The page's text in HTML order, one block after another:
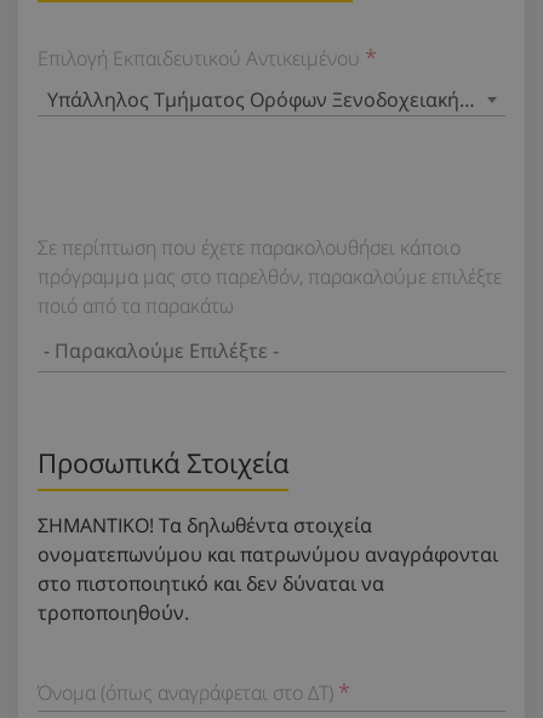
Επιλογή Εκπαιδευτικού Αντικειμένου
Υπάλληλος Τμήματος Ορόφων Ξενοδοχειακής
Σε περίπτωση που έχετε παρακολουθήσει κάποιο
πρόγραμμα μας στο παρελθόν, παρακαλούμε επιλέξτε
ποιό από τα παρακάτω
Προσωπικά Στοιχεία
ΣΗΜΑΝΤΙΚΟ! Τα δηλωθέντα στοιχεία
ονοματεπωνύμου και πατρωνύμου αναγράφονται
στο πιστοποιητικό και δεν δύναται να
τροποποιηθούν.
Όνομα (όπως αναγράφεται στο ΔΤ)